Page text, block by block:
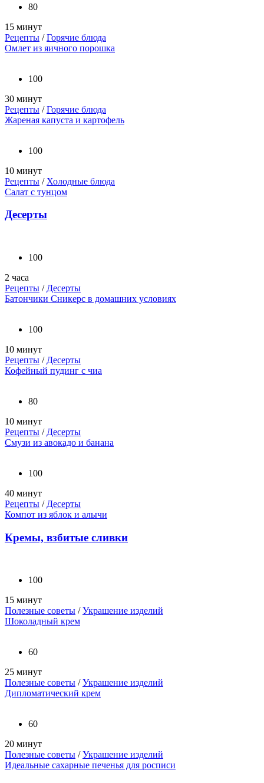
80
15 минут
Рецепты /Горячие блюда
Омлет из яичного порошка
100
30 минут
Рецепты /Горячие блюда
Жареная капуста и картофель
100
10 минут
Рецепты / Холодные блюда
Салат с тунцом
Десерты
100
2 часа
Рецепты / Десерты
Батончики Сникерс в домашних условиях
100
10 минут
Рецепты / Десерты
Кофейный пудинг с чиа
80
10 минут
Рецепты / Десерты
Смузи из авокадо и банана
100
40 минут
Рецепты / Десерты
Компот из яблок и алычи
Кремы, взбитые сливки
100
15 минут
Полезные советы /Украшение изделий
Шоколадный крем
60
25 минут
Полезные советы /Украшение изделий
Дипломатический крем
60
20 минут
Полезные советы /Украшение изделий
Идеальные сахарные печенья для росписи